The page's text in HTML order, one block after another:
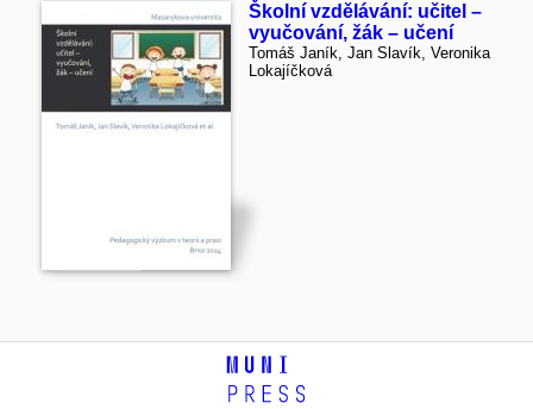
Školní vzdělávání: učitel –
vyučování, žák – učení
Tomáš Janík, Jan Slavík, Veronika
Lokajíčková